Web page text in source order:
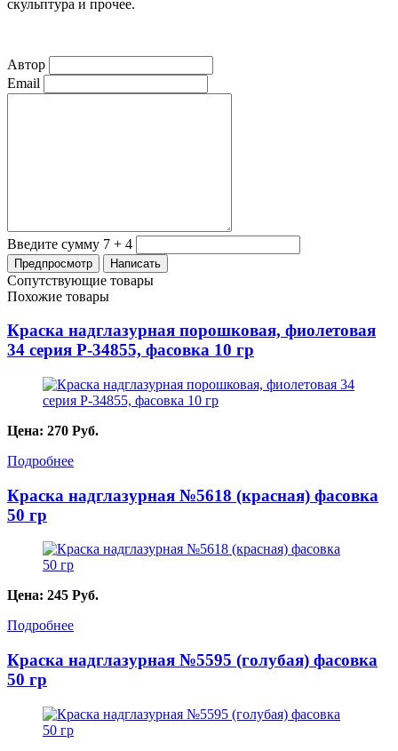
скульптура и прочее.
Автор
Email
Введите сумму 7 + 4
Сопутствующие товары
Похожие товары
Краска надглазурная порошковая, фиолетовая
34 серия P-34855, фасовка 10 гр
Цена: 270 Руб.
Подробнее
Краска надглазурная №5618 (красная) фасовка
50 гр
Цена: 245 Руб.
Подробнее
Краска надглазурная №5595 (голубая) фасовка
50 гр